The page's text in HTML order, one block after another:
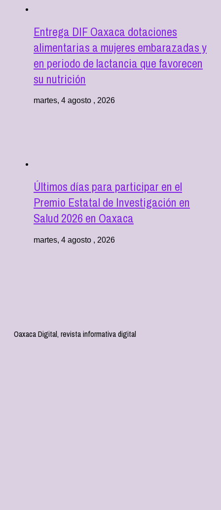
Entrega DIF Oaxaca dotaciones
alimentarias a mujeres embarazadas y
en periodo de lactancia que favorecen
su nutrición
martes, 4 agosto , 2026
Últimos días para participar en el
Premio Estatal de Investigación en
Salud 2026 en Oaxaca
martes, 4 agosto , 2026
Oaxaca Digital, revista informativa digital